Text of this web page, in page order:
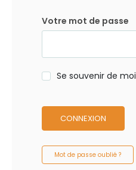
Votre mot de passe
Se souvenir de moi
CONNEXION
Mot de passe oublié ?